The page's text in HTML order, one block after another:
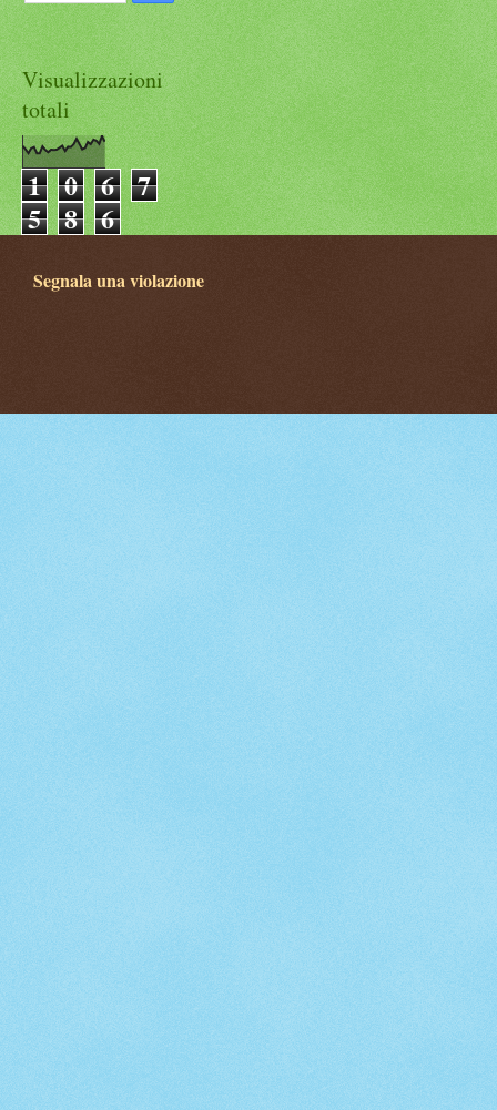
Visualizzazioni
totali
1 0 6 7
5 8 6
Segnala una violazione